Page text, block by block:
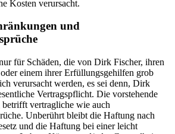
Kosten verursacht.
und
für Schäden, die von Dirk Fischer, ihren
einem ihrer Erfüllungsgehilfen grob
verursacht werden, es sei denn, Dirk
Vertragspflicht. Die vorstehende
vertragliche wie auch
Unberührt bleibt die Haftung nach
und die Haftung bei einer leicht